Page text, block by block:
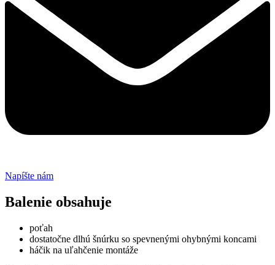
Napíšte nám
Balenie obsahuje
poťah
dostatočne dlhú šnúrku so spevnenými ohybnými koncami
háčik na uľahčenie montáže